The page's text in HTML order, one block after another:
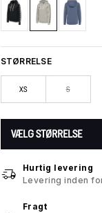
STØRRELSE
XS S
VÆLG STØRRELSE
Hurtig levering
Levering inden
Fragt